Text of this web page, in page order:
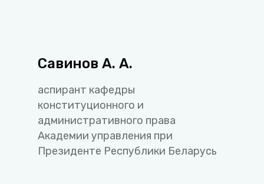
Савинов А. А.
аспирант кафедры
конституционного и
административного права
Академии управления при
Президенте Республики Беларусь